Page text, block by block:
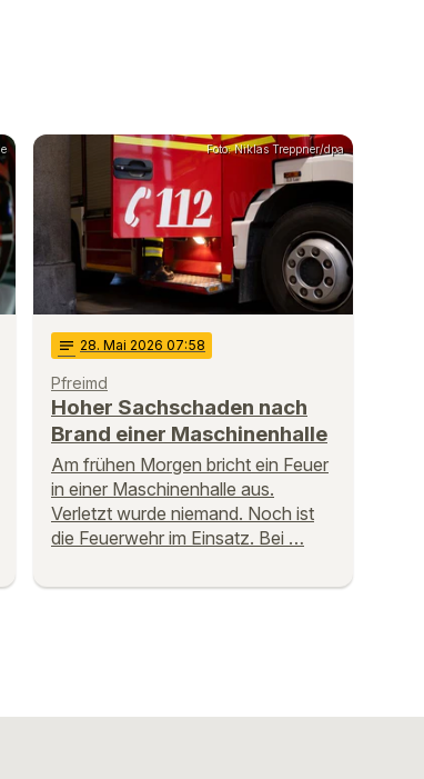
Foto: Niklas Treppner/dpa
notes 28. Mai 2026 07:58
Pfreimd
Hoher Sachschaden nach
Brand einer Maschinenhalle
Am frühen Morgen bricht ein Feuer
in einer Maschinenhalle aus.
Verletzt wurde niemand. Noch ist
die Feuerwehr im Einsatz. Bei …